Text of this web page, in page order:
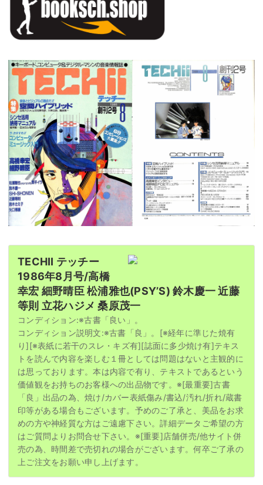
TECHII テッチー
1986年8月号/高橋
幸宏 細野晴臣 松浦雅也(PSY’S) 鈴木慶一 近藤
等則 立花ハジメ 桑原茂一
コンディション:※古書「良い」。
コンディション説明文:※古書「良」。[※経年に準じた焼有
り][※表紙に若干のスレ・キズ有][誌面に多少焼け有]テキス
トを読んで内容を楽しむ１冊としては問題はないと主観的に
は思っております。本は内容で有り、テキストであるという
価値観をお持ちのお客様への出品物です。※[最重要]古書
「良」出品の為、焼け/カバー表紙傷み/書込/汚れ/折れ/蔵書
印等がある場合もございます。予めのご了承と、美品をお求
めの方や神経質な方はご遠慮下さい。詳細データご希望の方
はご質問よりお問合せ下さい。※[重要]店舗併売/他サイト併
売の為、時間差で売切れの場合がございます。何卒ご了承の
上ご注文をお願い申し上げます。